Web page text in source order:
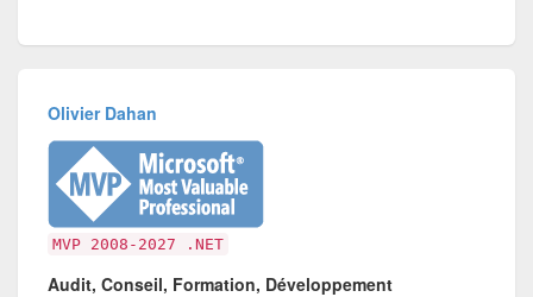
Olivier Dahan
MVP 2008-2027 .NET
Audit, Conseil, Formation, Développement